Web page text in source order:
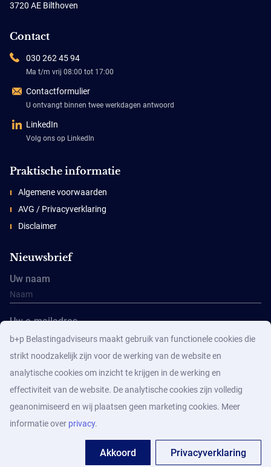
3720 AE Bilthoven
Contact
030 262 45 94
Ma t/m vrij 08:00 tot 17:00
Contactformulier
U ontvangt binnen twee werkdagen antwoord
LinkedIn
Volg ons op LinkedIn
Praktische informatie
Algemene voorwaarden
AVG / Privacyverklaring
Disclaimer
Nieuwsbrief
Uw naam
Uw e-mailadres
Aanmelden
b+p Belastingadviseurs maakt gebruik van functionele cookies die
strikt noodzakelijk zijn voor de werking van de website en
analytische cookies om inzicht te krijgen in de werking en
effectiviteit van de website. De analytische cookies zijn volledig
geanonimiseerd en wij plaatsen geen marketing cookies. Meer
informatie over privacy.
Akkoord Privacyverklaring